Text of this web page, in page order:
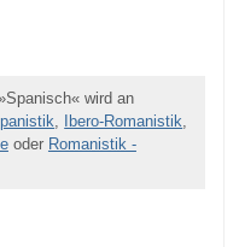
wird an
, Ibero-Romanistik,
oder Romanistik -